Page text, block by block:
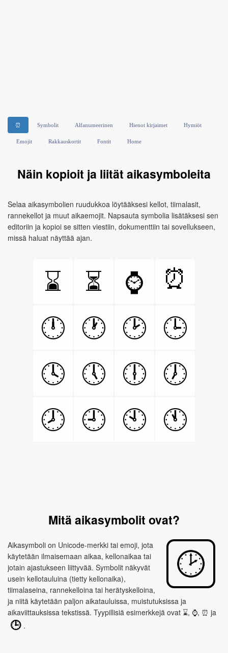
⏰ Symbolit Alfanumeerinen Hienot kirjaimet Hymiöt
Emojit Rakkauskortit Fontit Home
Näin kopioit ja liität aikasymboleita
Selaa aikasymbolien ruudukkoa löytääksesi kellot, tiimalasit,
rannekellot ja muut aikaemojit. Napsauta symbolia lisätäksesi sen
editoriin ja kopioi se sitten viestiin, dokumenttiin tai sovellukseen,
missä haluat näyttää ajan.
⌛ ⏳ ⌚
⏰
🕛
🕐 🕑
🕒
🕓
🕔 🕕
🕖
🕗
🕘 🕙 🕚
Mitä aikasymbolit ovat?
Aikasymboli on Unicode‑merkki tai emoji, jota
käytetään ilmaisemaan aikaa, kellonaikaa tai
jotain ajastukseen liittyvää. Symbolit näkyvät
usein kellotauluina (tietty kellonaika),
tiimalaseina, rannekelloina tai herätyskelloina,
ja niitä käytetään paljon aikatauluissa, muistutuksissa ja
aikaviittauksissa tekstissä. Tyypillisiä esimerkkejä ovat ⌛, ⌚, ⏰ ja
🕒 .